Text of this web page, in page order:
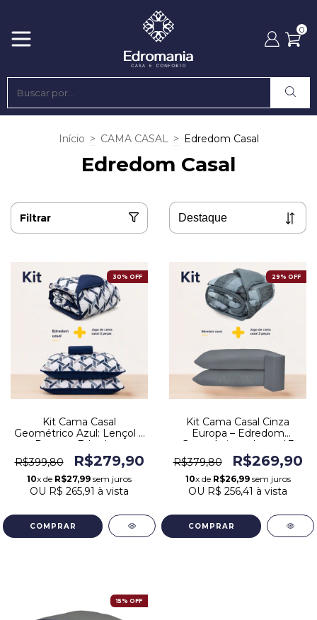
0
Início > CAMA CASAL > Edredom Casal
Edredom Casal
Filtrar
30% OFF
Kit Cama Casal
Geométrico Azul: Lençol 3
Peças + Edredom
R$399,80
R$279,90
10x de R$27,99 sem juros
OU R$ 265,91 à vista
29% OFF
Kit Cama Casal Cinza
Europa – Edredom
Geométrico + Lençol 3
Peças 100% Algodão
R$379,80 R$269,90
10x de R$26,99sem juros
OU R$ 256,41 à vista
15% OFF